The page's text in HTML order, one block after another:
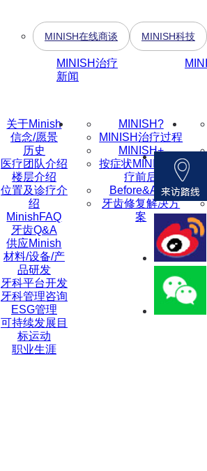
MINISH治疗
新闻
MINISH在线商谈 MINISH科技
关于Minish
信念/愿景
历史
医疗团队介绍
楼层介绍
位置及诊疗介
绍
MinishFAQ
牙齿Q&A
供应Minish
材料/设备/产
品研发
牙科平台开发
牙科管理咨询
ESG管理
可持续发展目
标运动
职业生涯
MINISH?
MINISH治疗过程
MINISH+
按症状MINISH治
疗前后
Before&After
牙齿修复解决方
案